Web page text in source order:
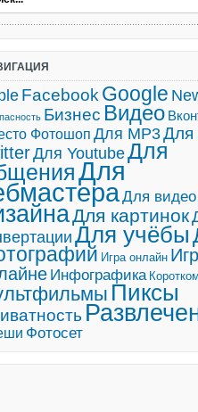
Facebook Google
Бизнес Видео
Фотошоп Для MP3Для
Для YoutubeДля
Для
Для видео
Для картинок
Для учёбы
Игра онлайн
Инфографика
Пиксы
Фотосет